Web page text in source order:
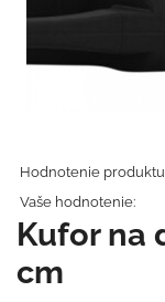
Hodnotenie
Vaše hodnotenie:
Kufor na
cm